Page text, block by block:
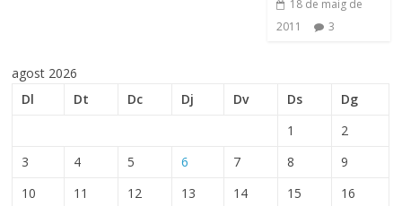
18 de maig de
2011
3
agost 2026
Dl
Dt Dc Dj Dv Ds
Dg
1
2
3
4 5 6 7 8
9
10
11 12 13 14 15
16